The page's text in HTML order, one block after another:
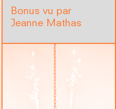
Bonus vu par
Jeanne Mathas